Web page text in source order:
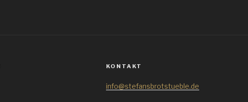
KONTAKT
info@stefansbrotstueble.de